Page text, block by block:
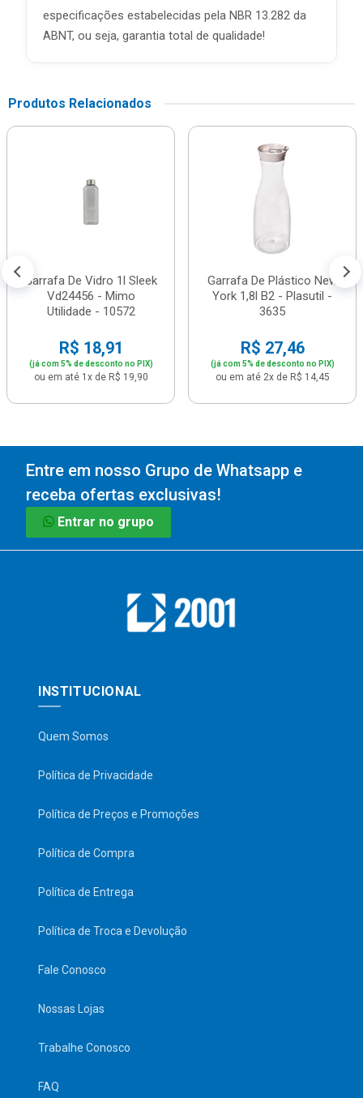
especificações estabelecidas pela NBR 13.282 da
ABNT, ou seja, garantia total de qualidade!
Produtos Relacionados
Garrafa De Vidro 1l Sleek
Vd24456 - Mimo
Utilidade - 10572
R$ 18,91
(já com 5% de desconto no PIX)
ou em até 1x de R$ 19,90
Garrafa De Plástico New
York 1,8l B2 - Plasutil -
3635
R$ 27,46
(já com 5% de desconto no PIX)
ou em até 2x de R$ 14,45
Entre em nosso Grupo de Whatsapp e
receba ofertas exclusivas!
Entrar no grupo
INSTITUCIONAL
Quem Somos
Política de Privacidade
Política de Preços e Promoções
Política de Compra
Política de Entrega
Política de Troca e Devolução
Fale Conosco
Nossas Lojas
Trabalhe Conosco
FAQ